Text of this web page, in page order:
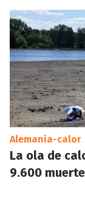
Alemania-calor
La ola de
9.600